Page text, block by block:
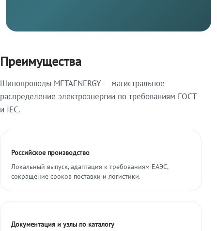
Преимущества
Шинопроводы METAENERGY — магистральное
распределение электроэнергии по требованиям ГОСТ
и IEC.
Российское производство
Локальный выпуск, адаптация к требованиям ЕАЭС,
сокращение сроков поставки и логистики.
Документация и узлы по каталогу